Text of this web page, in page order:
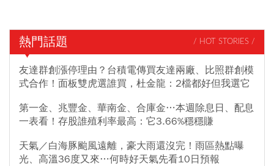
熱門話題 / HOT STORIES /
友達群創漲停理由？台積電傳買友達兩廠、比照群創模
式合作！面板雙虎選誰買，杜金龍：2檔都好但我選它
第一金、兆豐金、華南金、合庫金…本週除息日、配息
一表看！存股誰殖利率最高：它3.66%穩穩賺
天氣／白海豚颱風遠離，豪大雨還沒完！雨區熱點曝
光、高溫36度又來…何時好天氣先看10日預報